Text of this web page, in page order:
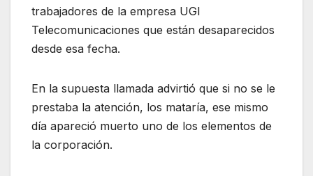
trabajadores de la empresa UGI
Telecomunicaciones que están desaparecidos
desde esa fecha.
En la supuesta llamada advirtió que si no se le
prestaba la atención, los mataría, ese mismo
día apareció muerto uno de los elementos de
la corporación.